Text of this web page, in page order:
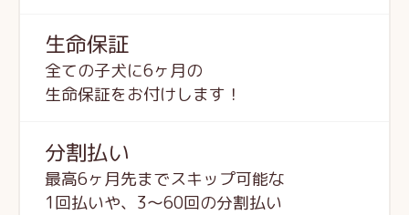
生命保証
全ての子犬に6ヶ月の
生命保証をお付けします！
分割払い
最高6ヶ月先までスキップ可能な
1回払いや、3～60回の分割払い